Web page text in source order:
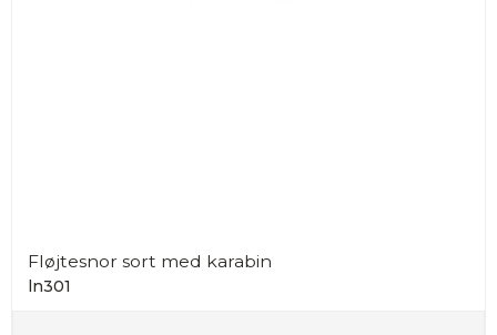
Fløjtesnor sort med karabin
ln301